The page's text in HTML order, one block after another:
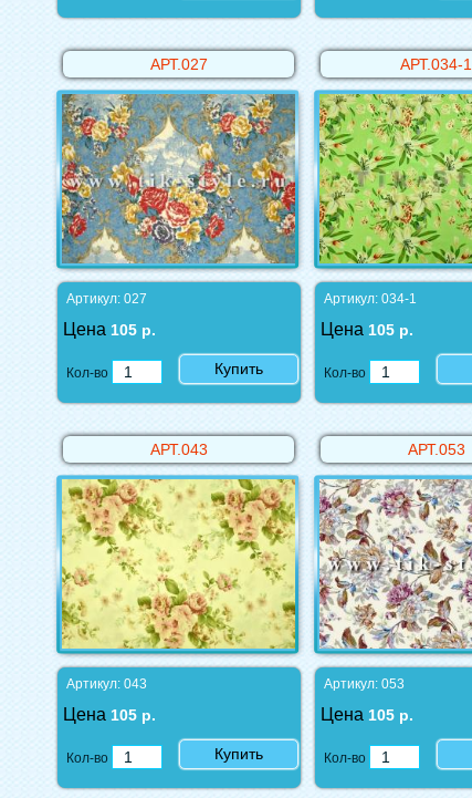
АРТ.027
Артикул: 027
Цена 105 р.
Кол-во Купить
АРТ.034-1
Артикул: 034-1
Цена 105 р.
Кол-во
АРТ.043
Артикул: 043
Цена 105 р.
Кол-во Купить
АРТ.053
Артикул: 053
Цена 105 р.
Кол-во